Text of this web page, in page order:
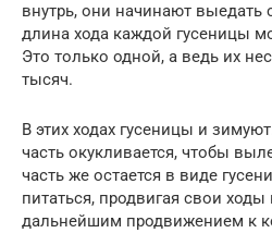
внутрь, они начинают выедать
длина хода каждой гусеницы
Это только одной, а ведь их
тысяч.
В этих ходах гусеницы и
часть окукливается, чтобы
часть же остается в виде
питаться, продвигая свои
дальнейшим продвижением к